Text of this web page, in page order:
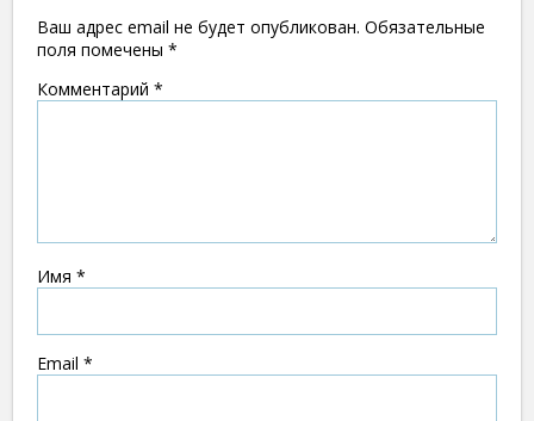
Ваш адрес email не будет опубликован. Обязательные
поля помечены *
Комментарий *
Имя *
Email *